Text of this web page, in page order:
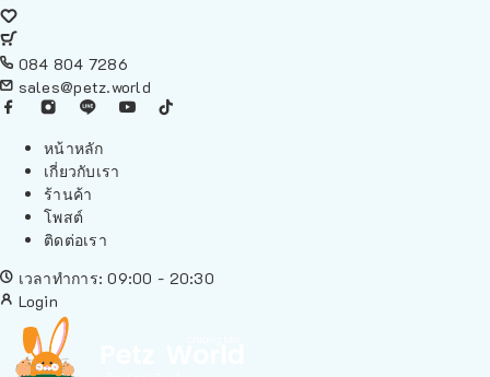
084 804 7286
sales@petz.world
หน้าหลัก
เกี่ยวกับเรา
ร้านค้า
โพสต์
ติดต่อเรา
เวลาทำการ: 09:00 - 20:30
Login